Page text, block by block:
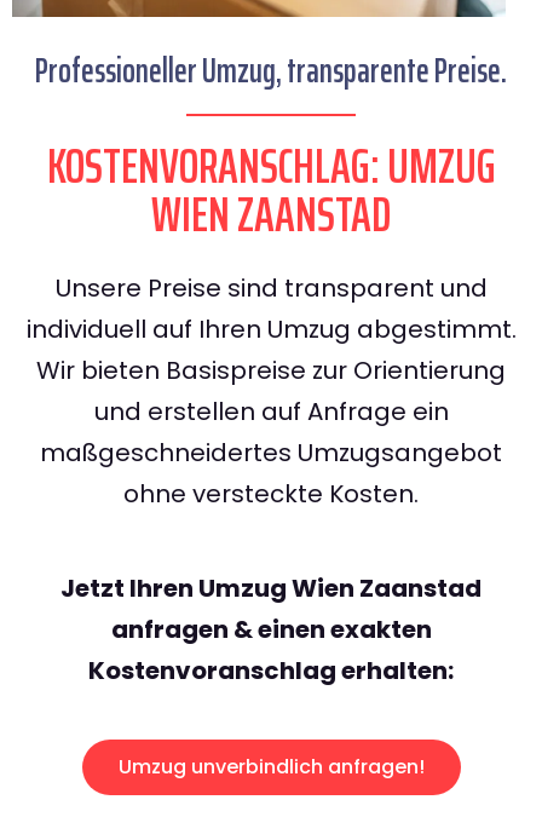
Professioneller Umzug, transparente Preise.
KOSTENVORANSCHLAG: UMZUG
WIEN ZAANSTAD
Unsere Preise sind transparent und
individuell auf Ihren Umzug abgestimmt.
Wir bieten Basispreise zur Orientierung
und erstellen auf Anfrage ein
maßgeschneidertes Umzugsangebot
ohne versteckte Kosten.
Jetzt Ihren Umzug Wien Zaanstad
anfragen & einen exakten
Kostenvoranschlag erhalten:
Umzug unverbindlich anfragen!